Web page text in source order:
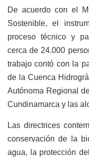
De acuerdo con el
Sostenible, el
proceso técnico y
cerca de 24.000
trabajo contó con la
de la Cuenca
Autónoma Regional
Cundinamarca y las
Las directrices
conservación de la
agua, la protección